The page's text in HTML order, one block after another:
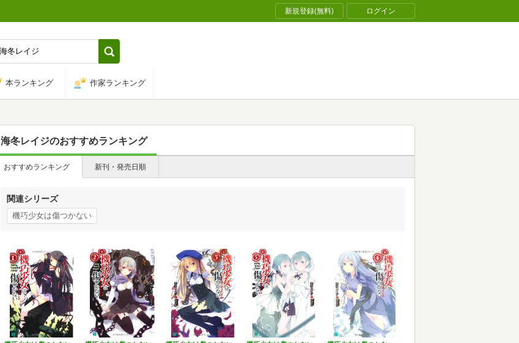
新規登録(無料) ログイン
本ランキング 作家ランキング
海冬レイジのおすすめランキング
おすすめランキング 新刊・発売日順
関連シリーズ
機巧少女は傷つかない